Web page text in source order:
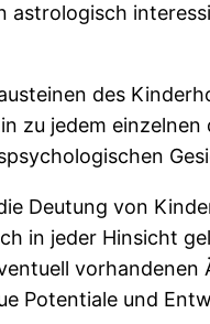
des
zu jedem
Deutung von
in jeder Hinsicht
vorhandenen
Potentiale und